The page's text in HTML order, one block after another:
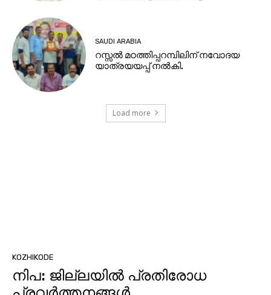
SAUDI ARABIA
റസ്സൽ മഠത്തിപ്പറമ്പിലിന് നവോദയ
യാത്രയയപ്പ് നൽകി.
Load more